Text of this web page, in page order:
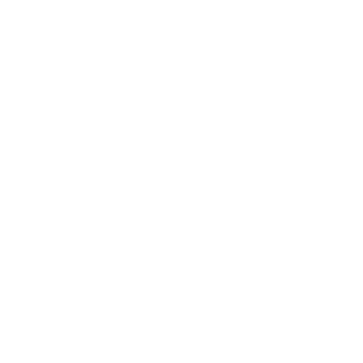
hmotné nouze. Tito zákonní zástupci budou dne 2. září 2025